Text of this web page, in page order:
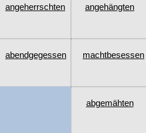
angeherrschten angehängten
abendgegessen machtbesessen
abgemähten